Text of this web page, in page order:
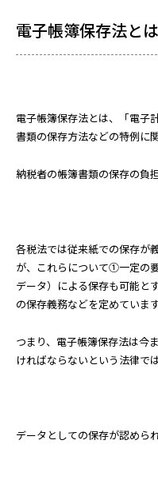
電子帳簿保存法と
電子帳簿保存法とは、「電子
書類の保存方法などの特例に
納税者の帳簿書類の保存の負
各税法では従来紙での保存が
が、これらについて①一定の
データ）による保存も可能
の保存義務などを定めています
つまり、電子帳簿保存法は今
ければならないという法律で
データとしての保存が認めら